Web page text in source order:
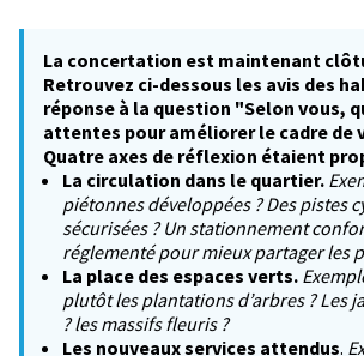
La concertation est maintenant
Retrouvez ci-dessous les avis des
réponse à la question "Selon vous,
attentes pour améliorer le cadre de
Quatre axes de réflexion étaient
La circulation dans le quartier.
piétonnes développées ? Des pistes
sécurisées ? Un stationnement
réglementé pour mieux partager les
La place des espaces verts.
plutôt les plantations d’arbres ? Les
? les massifs fleuris ?
Les nouveaux services attendus.